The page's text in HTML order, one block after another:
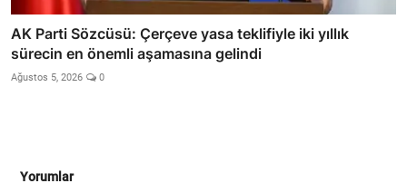
AK Parti Sözcüsü: Çerçeve yasa teklifiyle iki yıllık
sürecin en önemli aşamasına gelindi
Ağustos 5, 2026 0
Yorumlar